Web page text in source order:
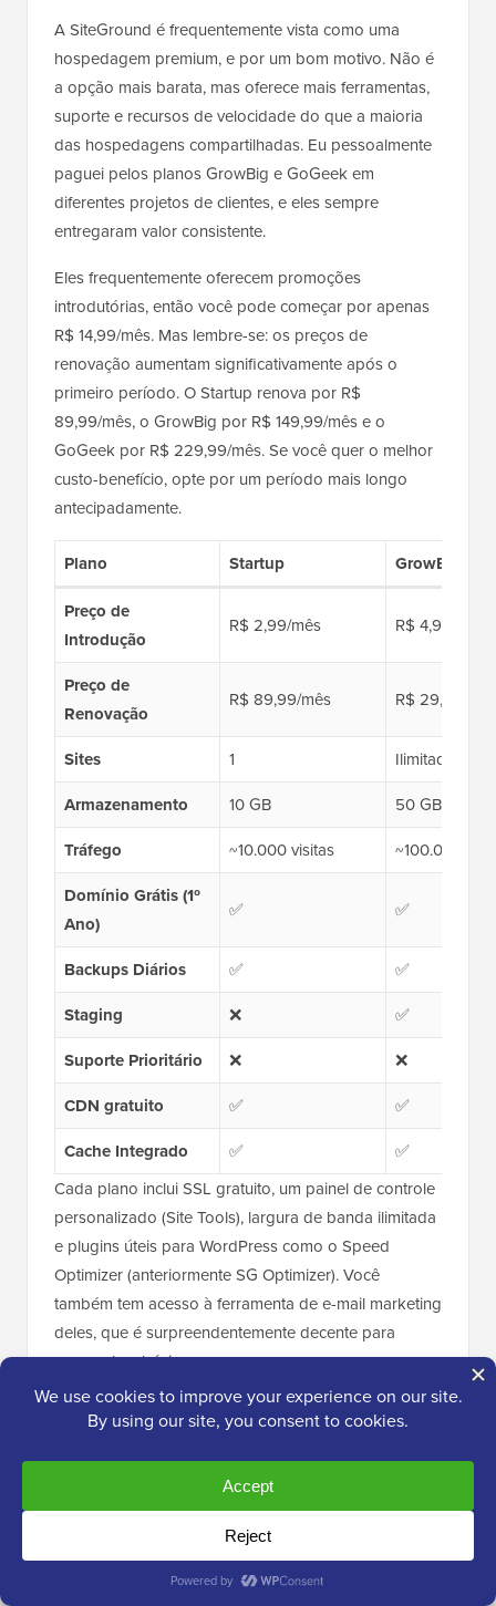
A SiteGround é frequentemente vista como uma
hospedagem premium, e por um bom motivo. Não é
a opção mais barata, mas oferece mais ferramentas,
suporte e recursos de velocidade do que a maioria
das hospedagens compartilhadas. Eu pessoalmente
paguei pelos planos GrowBig e GoGeek em
diferentes projetos de clientes, e eles sempre
entregaram valor consistente.
Eles frequentemente oferecem promoções
introdutórias, então você pode começar por apenas
R$ 14,99/mês. Mas lembre-se: os preços de
renovação aumentam significativamente após o
primeiro período. O Startup renova por R$
89,99/mês, o GrowBig por R$ 149,99/mês e o
GoGeek por R$ 229,99/mês. Se você quer o melhor
custo-benefício, opte por um período mais longo
antecipadamente.
Plano Startup
GrowBig
Preço de
Introdução
R$ 2,99/mês R$ 4,99/mês
Preço de
Renovação
R$ 89,99/mês R$ 29,99/mês
Sites 1
Ilimitado
Armazenamento
10 GB
50 GB
Tráfego
~10.000 visitas
~100.000
Domínio Grátis (1º
Ano)
✅ ✅
Backups Diários ✅
✅
Staging
❌
✅
Suporte Prioritário
❌
❌
CDN gratuito
✅
✅
Cache Integrado
✅
✅
Cada plano inclui SSL gratuito, um painel de controle
personalizado (Site Tools), largura de banda ilimitada
e plugins úteis para WordPress como o Speed
Optimizer (anteriormente SG Optimizer). Você
também tem acesso à ferramenta de e-mail marketing
deles, que é surpreendentemente decente para
campanhas básicas.
Quão Bom é o Suporte do SiteGround?
A SiteGround sempre teve uma reputação de suporte
responsivo e prestativo. Eu pessoalmente entrei em
contato com eles várias vezes ao gerenciar sites de
clientes e meus próprios ambientes de teste. Em
quase todos os casos, fui conectado a alguém com